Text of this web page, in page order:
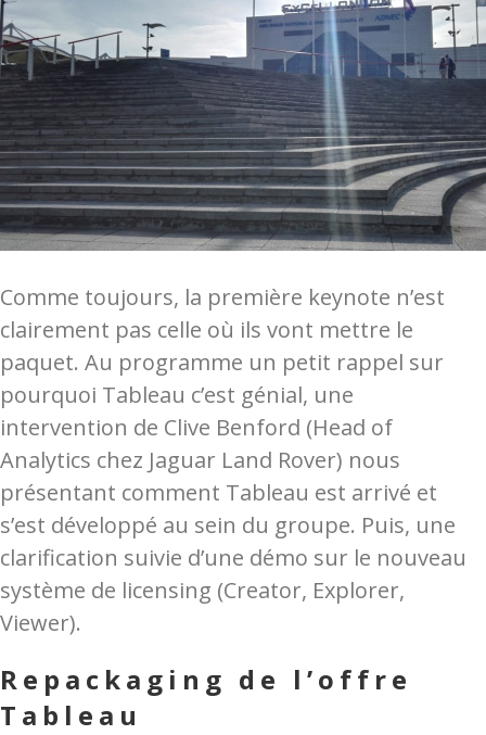
Comme toujours, la première keynote n’est
clairement pas celle où ils vont mettre le
paquet. Au programme un petit rappel sur
pourquoi Tableau c’est génial, une
intervention de Clive Benford (Head of
Analytics chez Jaguar Land Rover) nous
présentant comment Tableau est arrivé et
s’est développé au sein du groupe. Puis, une
clarification suivie d’une démo sur le nouveau
système de licensing (Creator, Explorer,
Viewer).
Repackaging de l’offre
Tableau